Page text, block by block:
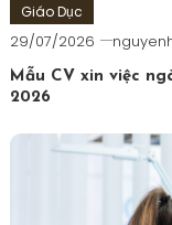
Giáo Dục
29/07/2026
Mẫu CV xin việc
2026